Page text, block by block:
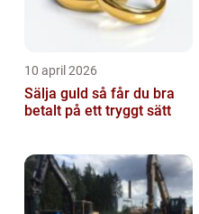
10 april 2026
Sälja guld så får du bra
betalt på ett tryggt sätt